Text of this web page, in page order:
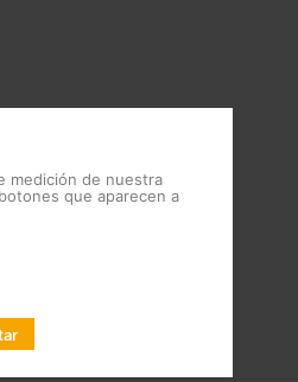
medición de nuestra
que aparecen a